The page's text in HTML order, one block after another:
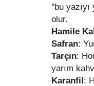
''bu
olur.
Hamile
Safran:
Tarçın:
yarım
Karanfil: